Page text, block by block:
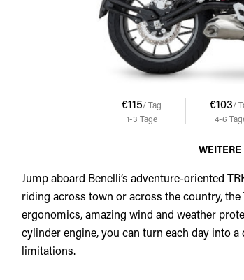
€115/ Tag
1-3
Tage
€103/
4-6
Jump aboard Benelli’s adventure-oriented
riding across town or across the country,
ergonomics, amazing wind and weather
cylinder engine, you can turn each day into
limitations.